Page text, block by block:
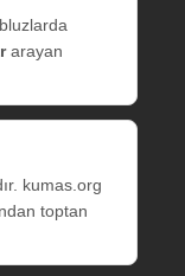
arayan
kumas.org
toptan